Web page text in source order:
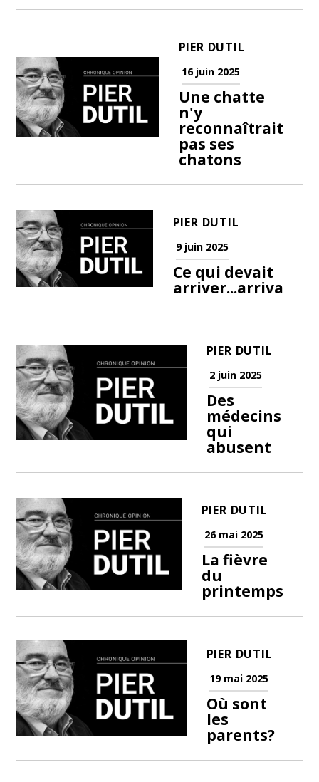
PIER DUTIL
16 juin 2025
Une chatte
n'y
reconnaîtrait
pas ses
chatons
PIER DUTIL
9 juin 2025
Ce qui devait
arriver...arriva
PIER DUTIL
2 juin 2025
Des
médecins
qui
abusent
PIER DUTIL
26 mai 2025
La fièvre
du
printemps
PIER DUTIL
19 mai 2025
Où sont
les
parents?